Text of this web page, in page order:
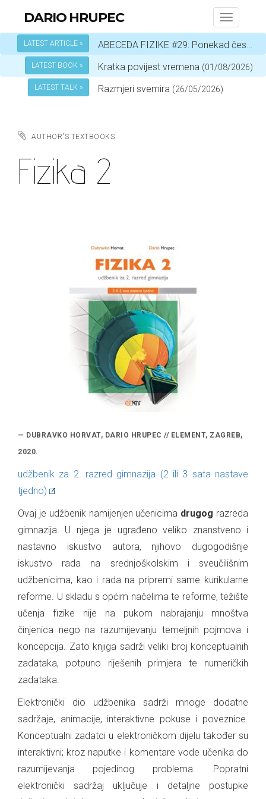
Toggle
DARIO HRUPEC
LATEST ARTICLE » ABECEDA FIZIKE #29: Ponekad čestica, a ponekad val – ovisi o okolnostima
LATEST BOOK » Kratka povijest vremena (01/08/2026)
LATEST TALK » Razmjeri svemira (26/05/2026)
AUTHOR'S TEXTBOOKS
Fizika 2
— DUBRAVKO HORVAT, DARIO HRUPEC // ELEMENT, ZAGREB,
2020.
udžbenik za 2. razred gimnazija (2 ili 3 sata nastave
tjedno)
Ovaj je udžbenik namijenjen učenicima drugog razreda
gimnazija. U njega je ugrađeno veliko znanstveno i
nastavno iskustvo autora, njihovo dugogodišnje
iskustvo rada na srednjoškolskim i sveučilišnim
udžbenicima, kao i rada na pripremi same kurikularne
reforme. U skladu s općim načelima te reforme, težište
učenja fizike nije na pukom nabrajanju mnoštva
činjenica nego na razumijevanju temeljnih pojmova i
koncepcija. Zato knjiga sadrži veliki broj konceptualnih
zadataka, potpuno riješenih primjera te numeričkih
zadataka.
Elektronički dio udžbenika sadrži mnoge dodatne
sadržaje, animacije, interaktivne pokuse i poveznice.
Konceptualni zadatci u elektroničkom dijelu također su
interaktivni; kroz naputke i komentare vode učenika do
razumijevanja pojedinog problema. Popratni
elektronički sadržaj uključuje i detaljne postupke